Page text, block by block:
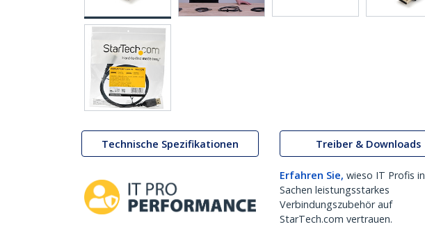
Technische Spezifikationen Treiber & Downloads
Erfahren Sie, wieso IT Profis in
Sachen leistungsstarkes
Verbindungszubehör auf
StarTech.com vertrauen.